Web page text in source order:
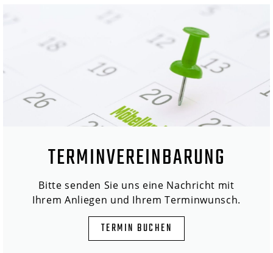
TERMINVEREINBARUNG
Bitte senden Sie uns eine Nachricht mit
Ihrem Anliegen und Ihrem Terminwunsch.
TERMIN BUCHEN